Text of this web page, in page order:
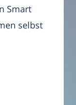
Smart
selbst